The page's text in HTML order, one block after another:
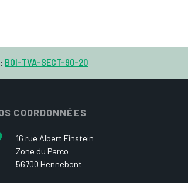
BOI-TVA-SECT-90-20
COORDONNÉES
16 rue Albert Einstein
Zone du Parco
56700 Hennebont